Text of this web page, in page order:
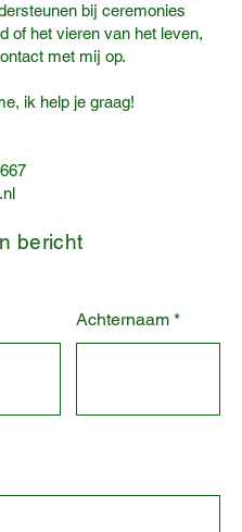
bij ceremonies
of het vieren van het leven,
met mij op.
ik help je graag!
bericht
Achternaam